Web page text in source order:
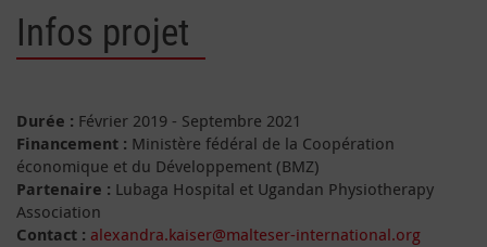
Infos projet
Durée : Février 2019 - Septembre 2021
Financement : Ministère fédéral de la Coopération
économique et du Développement (BMZ)
Partenaire : Lubaga Hospital et Ugandan Physiotherapy
Association
Contact : alexandra.kaiser@malteser-international.org